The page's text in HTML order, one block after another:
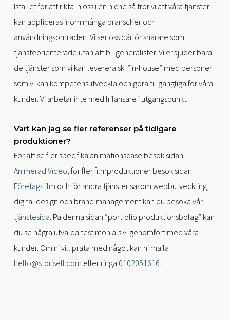
Istället för att rikta in oss i en niche så tror vi att våra tjänster
kan appliceras inom många branscher och
användningsområden. Vi ser oss därför snarare som
tjänsteorienterade utan att bli generalister. Vi erbjuder bara
de tjänster som vi kan leverera sk. ”in-house” med personer
som vi kan kompetensutveckla och göra tillgängliga för våra
kunder. Vi arbetar inte med frilansare i utgångspunkt.
Vart kan jag se fler referenser på tidigare
produktioner?
För att se fler specifika animationscase besök sidan
Animerad Video , för fler filmproduktioner besök sidan
Företagsfilm och för andra tjänster såsom webbutveckling,
digital design och brand management kan du besöka vår
tjänstesida . På denna sidan ”portfolio produktionsbolag” kan
du se några utvalda testimonials vi genomfört med våra
kunder. Om ni vill prata med något kan ni maila
hello@storisell.com eller ringa 0102051616